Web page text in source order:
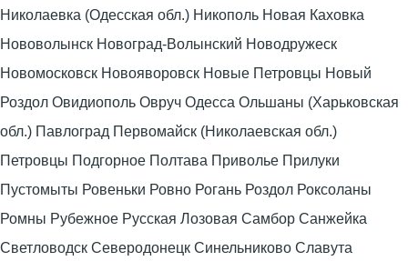
Николаевка (Одесская обл.) Никополь Новая Каховка
Нововолынск Новоград-Волынский Новодружеск
Новомосковск Новояворовск Новые Петровцы Новый
Роздол Овидиополь Овруч Одесса Ольшаны (Харьковская
обл.) Павлоград Первомайск (Николаевская обл.)
Петровцы Подгорное Полтава Приволье Прилуки
Пустомыты Ровеньки Ровно Рогань Роздол Роксоланы
Ромны Рубежное Русская Лозовая Самбор Санжейка
Светловодск Северодонецк Синельниково Славута